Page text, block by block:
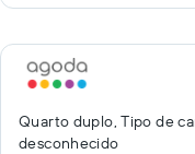
Quarto duplo, Tipo de
desconhecido